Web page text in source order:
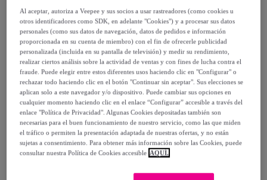
Entrega
Entrega desde4,95 €
Gratis desde 60 € de compra
Entrega: Entre el11/08y el14/08
Al aceptar, autoriza a Veepee y sus socios a usar rastreadores (como cookies u
otros identificadores como SDK, en adelante "Cookies") y a procesar sus datos
personales (como sus datos de navegación, datos de pedidos e información
proporcionada en su cuenta de miembro) con el fin de ofrecerle publicidad
personalizada (incluida en su pantalla de televisión) y medir su rendimiento,
realizar ciertos análisis sobre la actividad de ventas y con fines de lucha contra el
fraude. Puede elegir entre estos diferentes usos haciendo clic en "Configurar" o
rechazar todo haciendo clic en el botón "Continuar sin aceptar". Sus elecciones se
aplican solo a este navegador y/o dispositivo. Puede cambiar sus opciones en
cualquier momento haciendo clic en el enlace “Configurar” accesible a través del
enlace "Política de Privacidad". Algunas Cookies depositadas también son
necesarias para el buen funcionamiento de nuestro servicio, como las que miden
el tráfico o permiten la presentación adaptada de nuestras ofertas, y no están
sujetas a consentimiento. Para obtener más información sobre las Cookies, puede
consultar nuestra Política de Cookies accesible AQUÍ.